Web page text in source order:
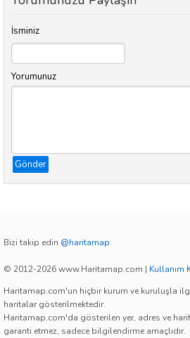
İsminiz
Yorumunuz
Gönder
Bizi takip edin @haritamap
© 2012-2026 www.Haritamap.com | Kullanım
Haritamap.com'un hiçbir kurum ve kuruluşla
haritalar gösterilmektedir.
Haritamap.com'da gösterilen yer, adres ve
garanti etmez, sadece bilgilendirme amaçlıdır.